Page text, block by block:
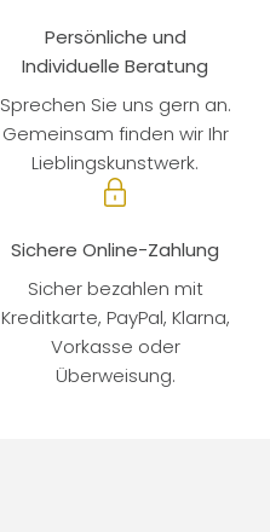
Persönliche und
Individuelle Beratung
Sprechen Sie uns gern an.
Gemeinsam finden wir Ihr
Lieblingskunstwerk.
Sichere Online-Zahlung
Sicher bezahlen mit
Kreditkarte, PayPal, Klarna,
Vorkasse oder
Überweisung.